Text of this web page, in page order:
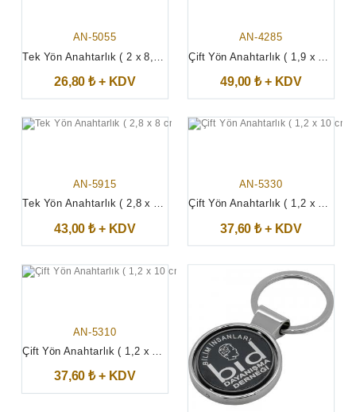
AN-5055
26,80 ₺ + KDV
AN-4285
49,00 ₺ + KDV
AN-5915
Tek Yön Anahtarlık ( 2,8 x 8 cm )
43,00 ₺ + KDV
AN-5330
Çift Yön Anahtarlık ( 1,2 x 10 cm )
37,60 ₺ + KDV
AN-5310
Çift Yön Anahtarlık ( 1,2 x 10 cm )
37,60 ₺ + KDV